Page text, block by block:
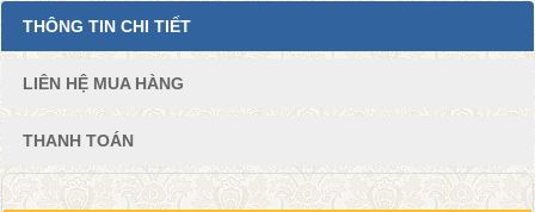
THÔNG TIN CHI TIẾT
LIÊN HỆ MUA HÀNG
THANH TOÁN